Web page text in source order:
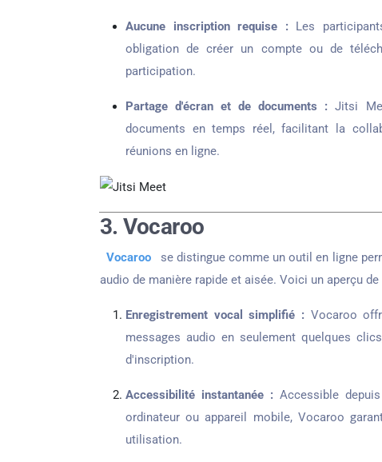
Aucune inscription requise :Les
obligation de créer un compte ou de
participation.
Partage d'écran et de documents : Jitsi
documents en temps réel, facilitant la
réunions en ligne.
3. Vocaroo
Vocaroo
se distingue comme un outil en ligne
audio de manière rapide et aisée. Voici un aperçu
Enregistrement vocal simplifié :Vocaroo
messages audio en seulement quelques
d'inscription.
Accessibilité instantanée : Accessible
ordinateur ou appareil mobile, Vocaroo
utilisation.